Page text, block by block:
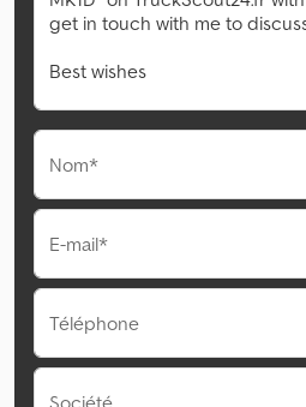
Nom*
E-mail*
Téléphone